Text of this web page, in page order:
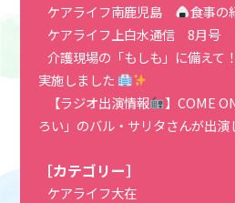
ケアライフ南鹿児島
食事の
ケアライフ上白水通信 8月号
介護現場の「もしも」に備えて
実施しました
【ラジオ出演情報
】COME
ろい」のバル・サリタさんが出演
［カテゴリー］
ケアライフ大在